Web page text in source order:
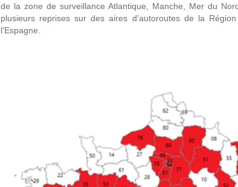
de la zone de surveillance Atlantique, Manche, Mer du
plusieurs reprises sur des aires d'autoroutes de la
l'Espagne.